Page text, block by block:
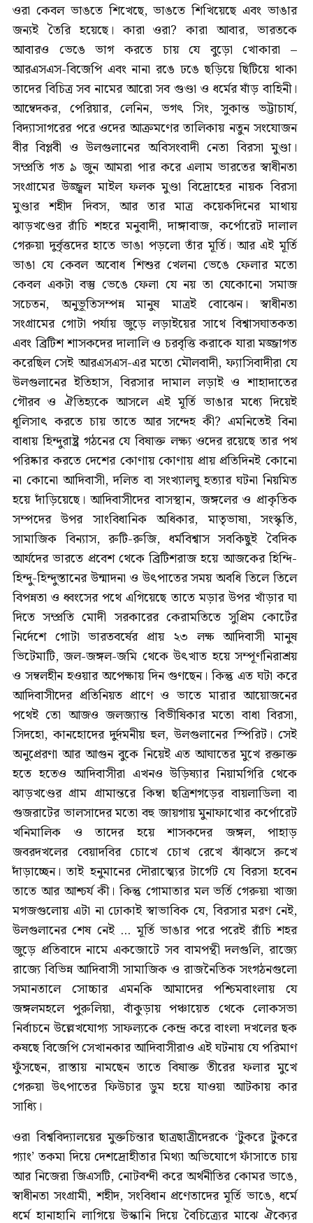
ওরা কেবল ভাঙতে শিখেছে, ভাঙতে শিখিয়েছে এবং ভাঙার
জন্যই তৈরি হয়েছে। কারা ওরা? কারা আবার, ভারতকে
আবারও ভেঙে ভাগ করতে চায় যে বুড়ো খোকারা –
আরএসএস-বিজেপি এবং নানা রঙে ঢঙে ছড়িয়ে ছিটিয়ে থাকা
তাদের বিচিত্র সব নামের আরো সব গুণ্ডা ও ধর্মের ষাঁড় বাহিনী।
আম্বেদকর, পেরিয়ার, লেনিন, ভগৎ সিং, সুকান্ত ভট্টাচার্য,
বিদ্যাসাগরের পরে ওদের আক্রমণের তালিকায় নতুন সংযোজন
বীর বিপ্লবী ও উলগুলানের অবিসংবাদী নেতা বিরসা মুণ্ডা।
সম্প্রতি গত ৯ জুন আমরা পার করে এলাম ভারতের স্বাধীনতা
সংগ্রামের উজ্জ্বল মাইল ফলক মুণ্ডা বিদ্রোহের নায়ক বিরসা
মুণ্ডার শহীদ দিবস, আর তার মাত্র কয়েকদিনের মাথায়
ঝাড়খণ্ডের রাঁচি শহরে মনুবাদী, দাঙ্গাবাজ, কর্পোরেট দালাল
গেরুয়া দুর্বৃত্তদের হাতে ভাঙা পড়লো তাঁর মূর্তি। আর এই মূর্তি
ভাঙা যে কেবল অবোধ শিশুর খেলনা ভেঙে ফেলার মতো
কেবল একটা বস্তু ভেঙে ফেলা যে নয় তা যেকোনো সমাজ
সচেতন, অনুভূতিসম্পন্ন মানুষ মাত্রই বোঝেন। স্বাধীনতা
সংগ্রামের গোটা পর্যায় জুড়ে লড়াইয়ের সাথে বিশ্বাসঘাতকতা
এবং ব্রিটিশ শাসকদের দালালি ও চরবৃত্তি করাকে যারা মজ্জাগত
করেছিল সেই আরএসএস-এর মতো মৌলবাদী, ফ্যাসিবাদীরা যে
উলগুলানের ইতিহাস, বিরসার দামাল লড়াই ও শাহাদাতের
গৌরব ও ঐতিহ্যকে আসলে এই মূর্তি ভাঙার মধ্যে দিয়েই
ধূলিসাৎ করতে চায় তাতে আর সন্দেহ কী? এমনিতেই বিনা
বাধায় হিন্দুরাষ্ট্র গঠনের যে বিষাক্ত লক্ষ্য ওদের রয়েছে তার পথ
পরিষ্কার করতে দেশের কোণায় কোণায় প্রায় প্রতিদিনই কোনো
না কোনো আদিবাসী, দলিত বা সংখ্যালঘু হত্যার ঘটনা নিয়মিত
হয়ে দাঁড়িয়েছে। আদিবাসীদের বাসস্থান, জঙ্গলের ও প্রাকৃতিক
সম্পদের উপর সাংবিধানিক অধিকার, মাতৃভাষা, সংস্কৃতি,
সামাজিক বিন্যাস, রুটি-রুজি, ধর্মবিশ্বাস সবকিছুই বৈদিক
আর্যদের ভারতে প্রবেশ থেকে ব্রিটিশরাজ হয়ে আজকের হিন্দি-
হিন্দু-হিন্দুস্তানের উন্মাদনা ও উৎপাতের সময় অবধি তিলে তিলে
বিপন্নতা ও ধ্বংসের পথে এগিয়েছে তাতে মড়ার উপর খাঁড়ার ঘা
দিতে সম্প্রতি মোদী সরকারের কেরামতিতে সুপ্রিম কোর্টের
নির্দেশে গোটা ভারতবর্ষের প্রায় ২৩ লক্ষ আদিবাসী মানুষ
ভিটেমাটি, জল-জঙ্গল-জমি থেকে উৎখাত হয়ে সম্পূর্ণনিরাশ্রয়
ও সম্বলহীন হওয়ার অপেক্ষায় দিন গুণছেন। কিন্তু এত ঘটা করে
আদিবাসীদের প্রতিনিয়ত প্রাণে ও ভাতে মারার আয়োজনের
পথেই তো আজও জলজ্যান্ত বিভীষিকার মতো বাধা বিরসা,
সিদহো, কানহোদের দুর্দমনীয় হুল, উলগুলানের স্পিরিট। সেই
অনুপ্রেরণা আর আগুন বুকে নিয়েই এত আঘাতের মুখে রক্তাক্ত
হতে হতেও আদিবাসীরা এখনও উড়িষ্যার নিয়ামগিরি থেকে
ঝাড়খণ্ডের গ্রাম গ্রামান্তরে কিম্বা ছত্রিশগড়ের বায়লাডিলা বা
গুজরাটের ভালসাদের মতো বহু জায়গায় মুনাফাখোর কর্পোরেট
খনিমালিক ও তাদের হয়ে শাসকদের জঙ্গল, পাহাড়
জবরদখলের বেয়াদবির চোখে চোখ রেখে ঝাঁঝসে রুখে
দাঁড়াচ্ছেন। তাই হনুমানের দৌরাত্ম্যের টার্গেট যে বিরসা হবেন
তাতে আর আশ্চর্য কী। কিন্তু গোমাতার মল ভর্তি গেরুয়া খাজা
মগজগুলোয় এটা না ঢোকাই স্বাভাবিক যে, বিরসার মরণ নেই,
উলগুলানের শেষ নেই ... মূর্তি ভাঙার পরে পরেই রাঁচি শহর
জুড়ে প্রতিবাদে নামে একজোটে সব বামপন্থী দলগুলি, রাজ্যে
রাজ্যে বিভিন্ন আদিবাসী সামাজিক ও রাজনৈতিক সংগঠনগুলো
সমানতালে সোচ্চার এমনকি আমাদের পশ্চিমবাংলায় যে
জঙ্গলমহলে পুরুলিয়া, বাঁকুড়ায় পঞ্চায়েত থেকে লোকসভা
নির্বাচনে উল্লেখযোগ্য সাফল্যকে কেন্দ্র করে বাংলা দখলের ছক
কষছে বিজেপি সেখানকার আদিবাসীরাও এই ঘটনায় যে পরিমাণ
ফুঁসছেন, রাস্তায় নামছেন তাতে বিষাক্ত তীরের ফলার মুখে
গেরুয়া উৎপাতের ফিউচার ডুম হয়ে যাওয়া আটকায় কার
সাধ্যি।
ওরা বিশ্ববিদ্যালয়ের মুক্তচিন্তার ছাত্রছাত্রীদেরকে ‘টুকরে টুকরে
গ্যাং’ তকমা দিয়ে দেশদ্রোহীতার মিথ্যা অভিযোগে ফাঁসাতে চায়
আর নিজেরা জিএসটি, নোটবন্দী করে অর্থনীতির কোমর ভাঙে,
স্বাধীনতা সংগ্রামী, শহীদ, সংবিধান প্রণেতাদের মূর্তি ভাঙে, ধর্মে
ধর্মে হানাহানি লাগিয়ে উস্কানি দিয়ে বৈচিত্র্যের মাঝে ঐক্যের